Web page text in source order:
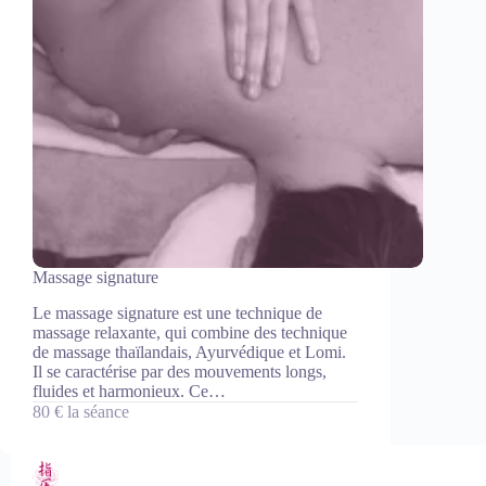
Massage signature
Le massage signature est une technique de
massage relaxante, qui combine des technique
de massage thaïlandais, Ayurvédique et Lomi.
Il se caractérise par des mouvements longs,
fluides et harmonieux. Ce…
80 € la séance